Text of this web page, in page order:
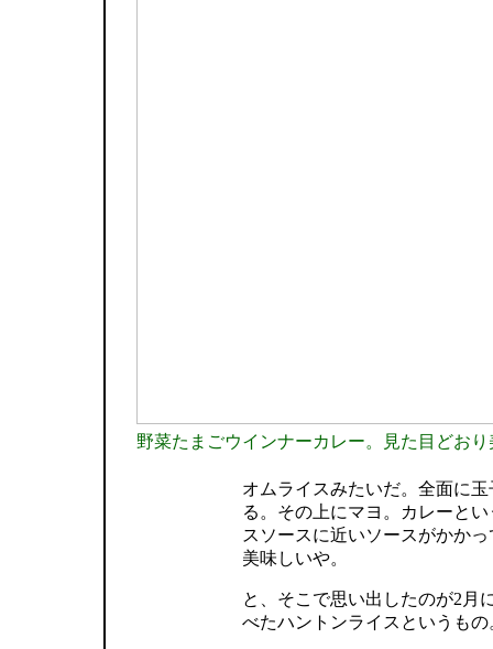
野菜たまごウインナーカレー。見た目どおり
オムライスみたいだ。全面に
る。その上にマヨ。カレーと
スソースに近いソースがかか
美味しいや。
と、そこで思い出したのが2月
べたハントンライスというもの